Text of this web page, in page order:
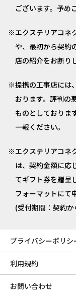
ございます。予め
エクステリアコネ
や、最初から契約
店の紹介をお断り
提携の工事店には
おります。評判の
ものとしておりま
一報ください。
エクステリアコネ
は、契約金額に応
てギフト券を贈呈
フォーマットにて
(受付期間：契約
プライバシーポリシ
利用規約
お問い合わせ